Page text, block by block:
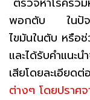
พอกตับ ในปัจจุ
ไขมันในตับ หรือ
และได้รับคำแนะ
เสียโดยละเอียดต่
ต่างๆ โดยปราศ